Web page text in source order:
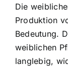
Die
Produktion
Bedeutung.
weiblichen
langlebig,